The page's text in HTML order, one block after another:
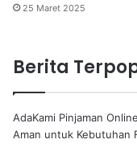
25 Maret 2025
Berita
AdaKami Pinjaman
Aman untuk Kebutuhan